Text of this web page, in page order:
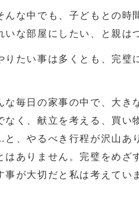
な中でも、子どもとの時
いな部屋にしたい、と親は
たい事は多くとも、完璧
な毎日の家事の中で、大き
なく、献立を考える、買い
、やるべき行程が沢山あ
はありません。完璧をめざ
事が大切だと私は考えてい